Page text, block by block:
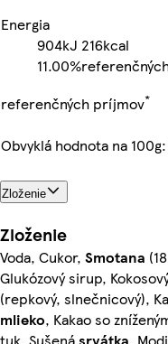
Energia
904kJ 216kcal
11.00%
referenčných príjmov*
Obvyklá hodnota na
Zloženie
Zloženie
Voda, Cukor, Smotana
Glukózový sirup,
(repkový, slnečnicový),
mlieko, Kakao so